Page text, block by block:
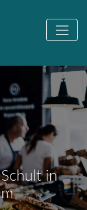
in